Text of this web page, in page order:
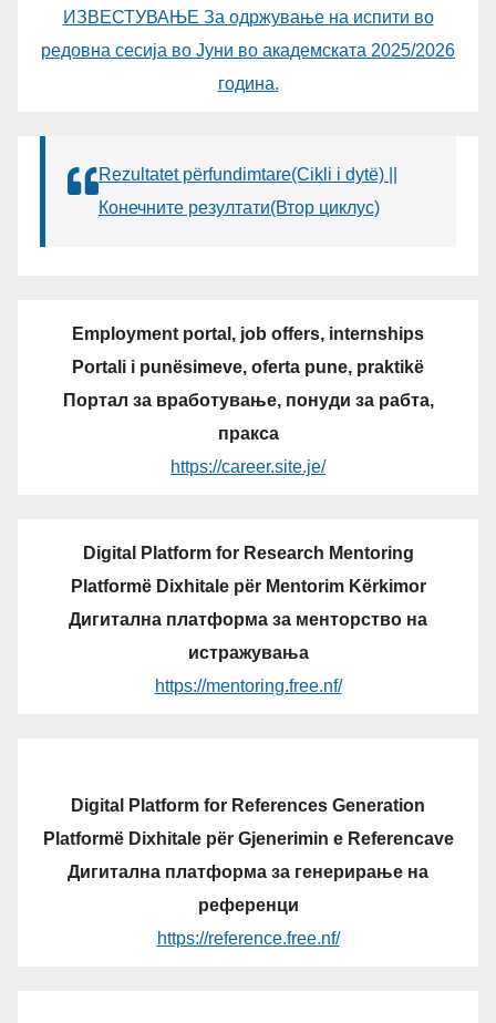
ИЗВЕСТУВАЊЕ За одржување на испити во
редовна сесија во Јуни во академската 2025/2026
година.
Rezultatet përfundimtare(Cikli i dytë) ||
Конечните резултати(Втор циклус)
Employment portal, job offers, internships
Portali i punësimeve, oferta pune, praktikë
Портал за вработување, понуди за рабта,
пракса
https://career.site.je/
Digital Platform for Research Mentoring
Platformë Dixhitale për Mentorim Kërkimor
Дигитална платформа за менторство на
истражувања
https://mentoring.free.nf/
Digital Platform for References Generation
Platformë Dixhitale për Gjenerimin e Referencave
Дигитална платформа за генерирање на
референци
https://reference.free.nf/